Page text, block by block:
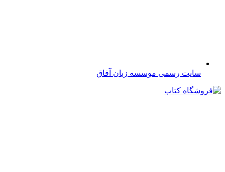
سایت رسمی موسسه زبان آفاق